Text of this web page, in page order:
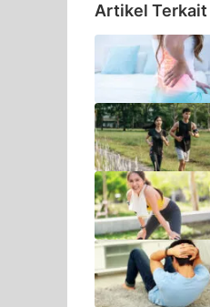
Artikel Terkait